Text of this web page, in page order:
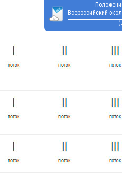
Всероссийский